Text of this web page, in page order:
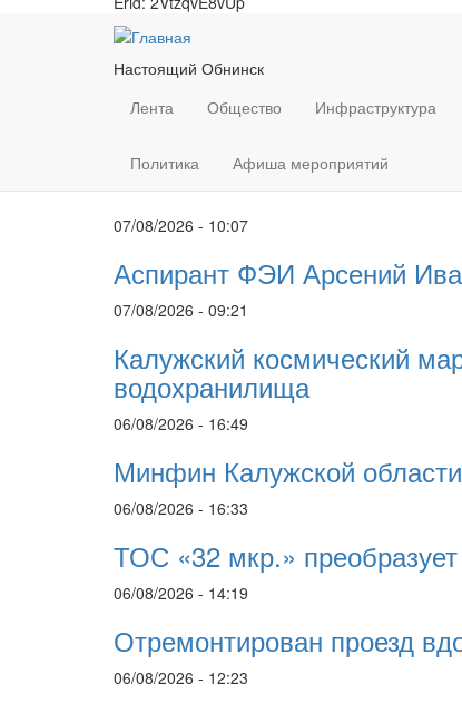
Настоящий Обнинск
Лента
Общество Инфраструктура
Политика Афиша мероприятий
07/08/2026 - 10:07
Аспирант ФЭИ Арсений
07/08/2026 - 09:21
Калужский космический
водохранилища
06/08/2026 - 16:49
Минфин Калужской
06/08/2026 - 16:33
ТОС «32 мкр.»
06/08/2026 - 14:19
Отремонтирован проезд
06/08/2026 - 12:23